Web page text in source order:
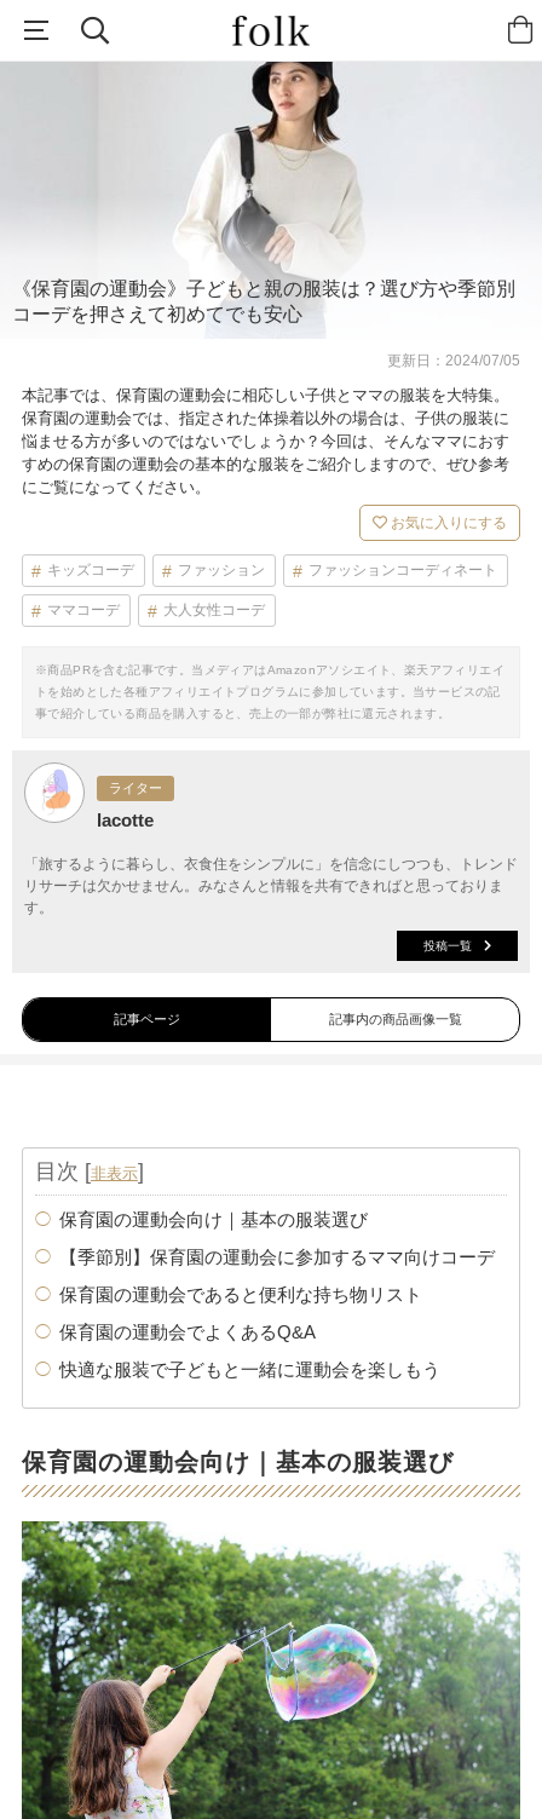
《保育園の運動会》子どもと親の服装は？選び方や季節別
コーデを押さえて初めてでも安心
更新日：2024/07/05
本記事では、保育園の運動会に相応しい子供とママの服装を大特集。
保育園の運動会では、指定された体操着以外の場合は、子供の服装に
悩ませる方が多いのではないでしょうか？今回は、そんなママにおす
すめの保育園の運動会の基本的な服装をご紹介しますので、ぜひ参考
にご覧になってください。
お気に入りにする
キッズコーデ ファッション ファッションコーディネート
ママコーデ 大人女性コーデ
※商品PRを含む記事です。当メディアはAmazonアソシエイト、楽天アフィリエイ
トを始めとした各種アフィリエイトプログラムに参加しています。当サービスの記
事で紹介している商品を購入すると、売上の一部が弊社に還元されます。
ライター
lacotte
「旅するように暮らし、衣食住をシンプルに」を信念にしつつも、トレンド
リサーチは欠かせません。みなさんと情報を共有できればと思っておりま
す。
投稿一覧
記事ページ 記事内の商品画像一覧
目次 [非表示]
保育園の運動会向け｜基本の服装選び
【季節別】保育園の運動会に参加するママ向けコーデ
保育園の運動会であると便利な持ち物リスト
保育園の運動会でよくあるQ&A
快適な服装で子どもと一緒に運動会を楽しもう
保育園の運動会向け｜基本の服装選び